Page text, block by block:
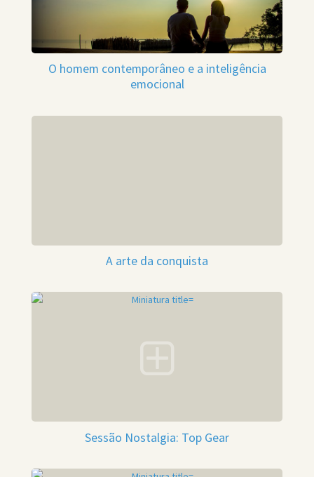
O homem contemporâneo e a inteligência
emocional
A arte da conquista
Sessão Nostalgia: Top Gear